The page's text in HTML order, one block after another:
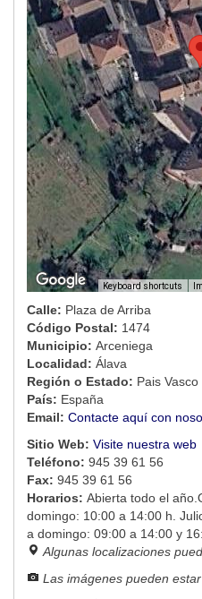
Keyboard shortcuts
Calle: Plaza de Arriba
Código Postal: 1474
Municipio: Arceniega
Localidad: Álava
Región o Estado: Pais Vasco
País: España
Email: Contacte aquí con
Sitio Web: Visite nuestra web
Teléfono: 945 39 61 56
Fax: 945 39 61 56
Horarios: Abierta todo el
domingo: 10:00 a 14:00 h.
a domingo: 09:00 a 14:00 y
Algunas localizaciones
Las imágenes pueden